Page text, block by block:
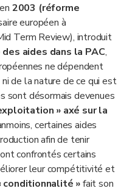
2003 (réforme
européen à
Term Review), introduit
aides dans la PAC,
ne dépendent
de la nature de ce qui est
sont désormais devenues
» axé sur la
certaines aides
afin de tenir
confrontés certains
leur compétitivité et
conditionnalité »fait son